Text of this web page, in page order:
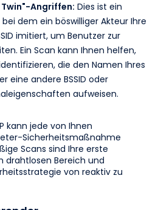
Twin"-Angriffen: Dies ist ein
dem ein böswilliger Akteur Ihre
imitiert, um Benutzer zur
Ein Scan kann Ihnen helfen,
die den Namen Ihres
eine andere BSSID oder
aufweisen.
kann jede von Ihnen
Sicherheitsmaßnahme
Scans sind Ihre erste
drahtlosen Bereich und
von reaktiv zu